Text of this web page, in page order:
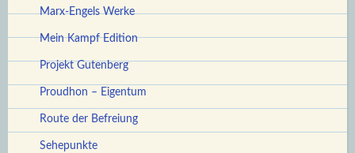
Marx-Engels Werke
Mein Kampf Edition
Projekt Gutenberg
Proudhon – Eigentum
Route der Befreiung
Sehepunkte